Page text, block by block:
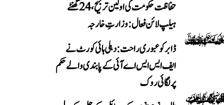
حفاظت حکومت کی اولین ترجیح، 24 گھنٹے
ہیلپ لائن فعال: وزارتِ خارجہ
ڈابر کو عبوری راحت: دہلی ہائی کورٹ نے
ایف ایس ایس اے آئی کے پابندی والے حکم
پر لگائی روک